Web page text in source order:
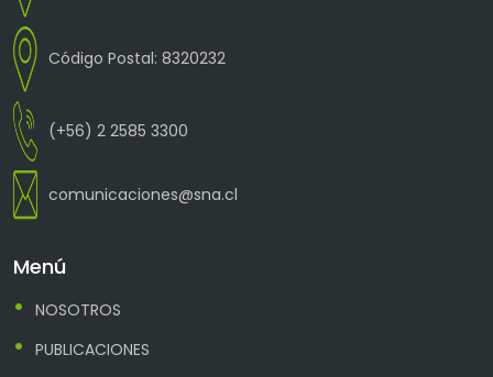
Código Postal: 8320232
(+56) 2 2585 3300
comunicaciones@sna.cl
Menú
NOSOTROS
PUBLICACIONES